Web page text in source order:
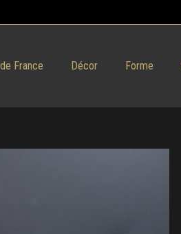
France Décor Forme